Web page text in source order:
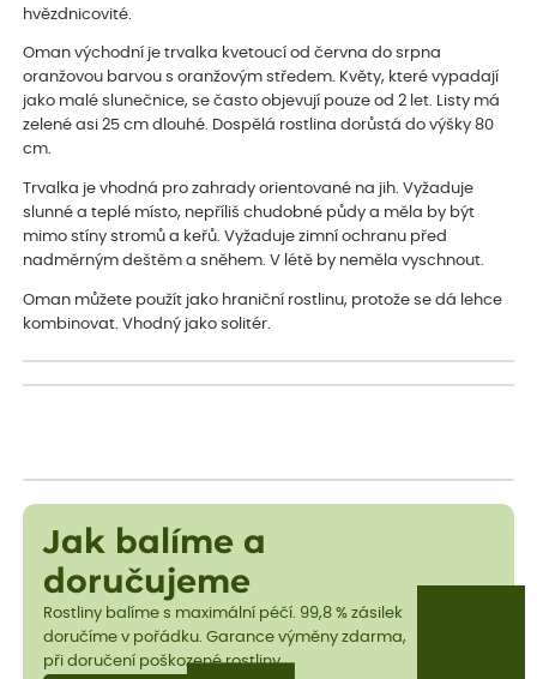
hvězdnicovité.
Oman východní je trvalka kvetoucí od června do srpna
oranžovou barvou s oranžovým středem. Květy, které vypadají
jako malé slunečnice, se často objevují pouze od 2 let. Listy má
zelené asi 25 cm dlouhé. Dospělá rostlina dorůstá do výšky 80
cm.
Trvalka je vhodná pro zahrady orientované na jih. Vyžaduje
slunné a teplé místo, nepříliš chudobné půdy a měla by být
mimo stíny stromů a keřů. Vyžaduje zimní ochranu před
nadměrným deštěm a sněhem. V létě by neměla vyschnout.
Oman můžete použít jako hraniční rostlinu, protože se dá lehce
kombinovat. Vhodný jako solitér.
Jak balíme a
doručujeme
Rostliny balíme s maximální péčí. 99,8 % zásilek
doručíme v pořádku. Garance výměny zdarma,
při doručení poškozené rostliny.